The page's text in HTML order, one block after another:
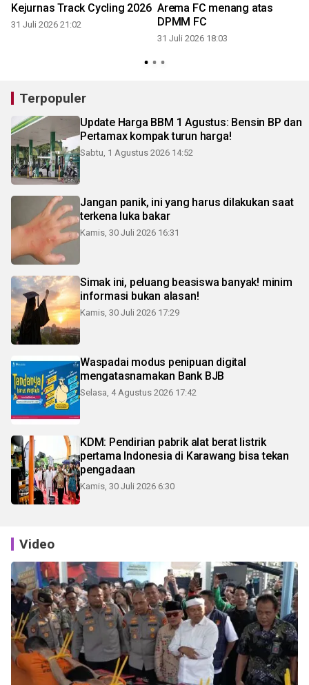
Kejurnas Track Cycling 2026
31 Juli 2026 21:02
Arema FC menang atas
DPMM FC
31 Juli 2026 18:03
Terpopuler
Update Harga BBM 1 Agustus: Bensin BP dan
Pertamax kompak turun harga!
Sabtu, 1 Agustus 2026 14:52
Jangan panik, ini yang harus dilakukan saat
terkena luka bakar
Kamis, 30 Juli 2026 16:31
Simak ini, peluang beasiswa banyak! minim
informasi bukan alasan!
Kamis, 30 Juli 2026 17:29
Waspadai modus penipuan digital
mengatasnamakan Bank BJB
Selasa, 4 Agustus 2026 17:42
KDM: Pendirian pabrik alat berat listrik
pertama Indonesia di Karawang bisa tekan
pengadaan
Kamis, 30 Juli 2026 6:30
Video